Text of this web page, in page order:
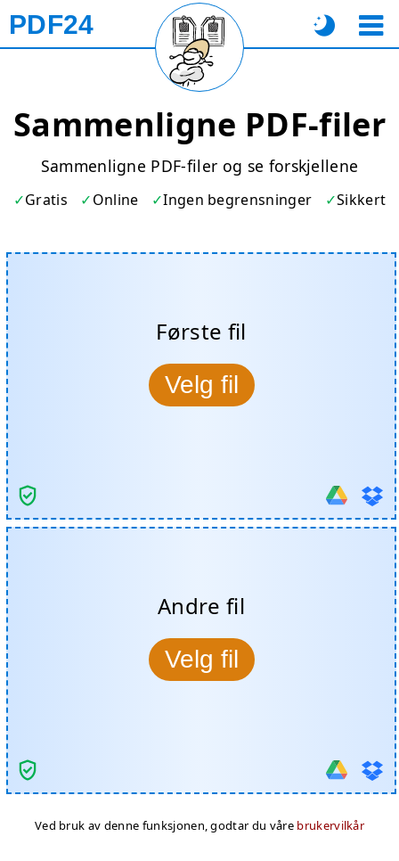
PDF24
Sammenligne PDF-filer
Sammenligne PDF-filer og se forskjellene
Gratis Online Ingen begrensninger Sikkert
Første fil
Velg fil
Andre fil
Velg fil
Ved bruk av denne funksjonen, godtar du våre brukervilkår